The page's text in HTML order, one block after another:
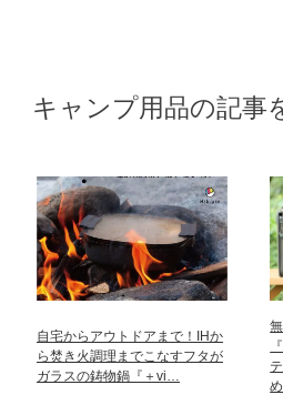
キャンプ用品の記事
自宅からアウトドアまで！IHか
ら焚き火調理までこなすフタが
ガラスの鋳物鍋『＋vi…